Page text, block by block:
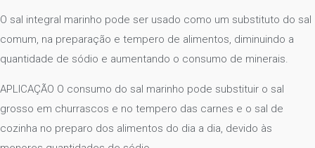
O sal integral marinho pode ser usado como um substituto do sal
comum, na preparação e tempero de alimentos, diminuindo a
quantidade de sódio e aumentando o consumo de minerais.
APLICAÇÃO O consumo do sal marinho pode substituir o sal
grosso em churrascos e no tempero das carnes e o sal de
cozinha no preparo dos alimentos do dia a dia, devido às